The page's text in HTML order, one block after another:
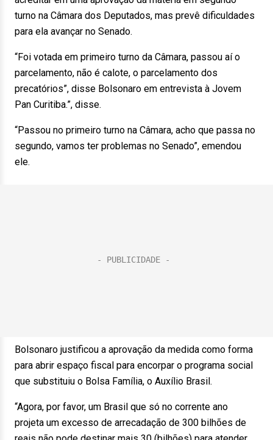
turno na Câmara dos Deputados, mas prevê dificuldades
para ela avançar no Senado.
“Foi votada em primeiro turno da Câmara, passou aí o
parcelamento, não é calote, o parcelamento dos
precatórios”, disse Bolsonaro em entrevista à Jovem
Pan Curitiba.”, disse.
“Passou no primeiro turno na Câmara, acho que passa no
segundo, vamos ter problemas no Senado”, emendou
ele.
Bolsonaro justificou a aprovação da medida como forma
para abrir espaço fiscal para encorpar o programa social
que substituiu o Bolsa Família, o Auxílio Brasil.
“Agora, por favor, um Brasil que só no corrente ano
projeta um excesso de arrecadação de 300 bilhões de